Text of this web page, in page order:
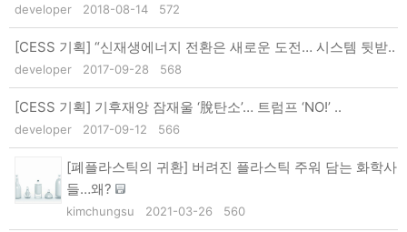
developer 2018-08-14 572
[CESS 기획] “신재생에너지 전환은 새로운 도전… 시스템 뒷받..
developer 2017-09-28 568
[CESS 기획] 기후재앙 잠재울 ‘脫탄소’… 트럼프 ‘NO!’ ..
developer 2017-09-12 566
[폐플라스틱의 귀환] 버려진 플라스틱 주워 담는 화학사
들…왜?
kimchungsu 2021-03-26 560